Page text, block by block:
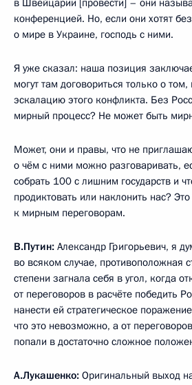
в Швейцарии [провести] – они
конференцией. Но, если они хотят
о мире в Украине, господь с ними.
Я уже сказал: наша позиция
могут там договориться только о том,
эскалацию этого конфликта. Без
мирный процесс? Не может быть
Может, они и правы, что не
о чём с ними можно разговаривать,
собрать 100 с лишним государств и
продиктовать или наклонить нас?
к мирным переговорам.
В.Путин: Александр Григорьевич, я
во всяком случае, противоположная
степени загнала себя в угол, когда
от переговоров в расчёте победить
нанести ей стратегическое
что это невозможно, а от
попали в достаточно сложное
А.Лукашенко: Оригинальный выход